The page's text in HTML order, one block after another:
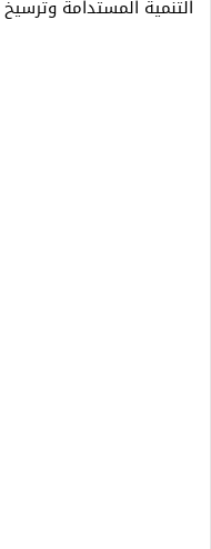
التنمية المستدامة